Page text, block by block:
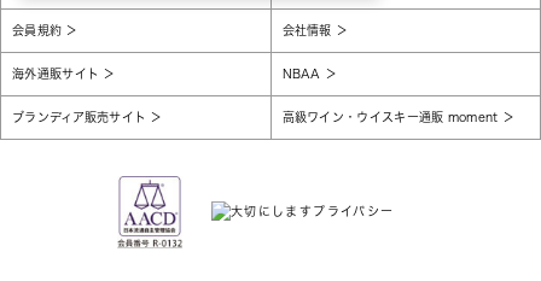
会員規約 会社情報
海外通販サイト NBAA
ブランディア販売サイト 高級ワイン・ウイスキー通販 moment